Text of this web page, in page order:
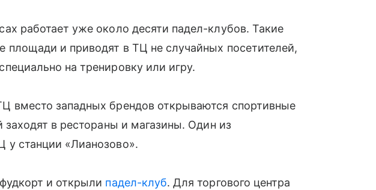
работает уже около десяти падел-клубов. Такие
площади и приводят в ТЦ не случайных посетителей,
на тренировку или игру.
вместо западных брендов открываются спортивные
заходят в рестораны и магазины. Один из
у станции «Лианозово».
и открыли падел-клуб. Для торгового центра